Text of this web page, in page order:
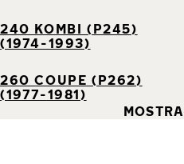
240 KOMBI (P245)
(1974-1993)
260 COUPE (P262)
(1977-1981)